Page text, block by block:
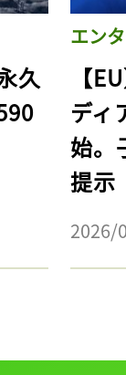
久
エン
【
ディ
始。
提示
2026/